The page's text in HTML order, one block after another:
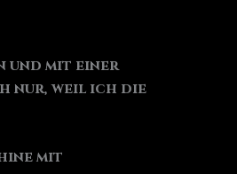
und mit einer
nur, weil ich die
mit